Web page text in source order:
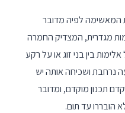
המאשימה לפיה מדובר
מגדרית, המצדיק החמרה
בין בני זוג או על רקע
נרחבת ושכיחה אותה יש
תכנון מוקדם, ומדובר
הובררו עד תום.